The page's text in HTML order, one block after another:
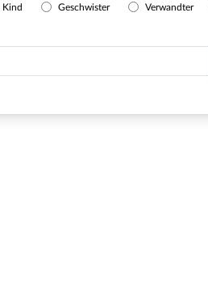
Kind Geschwister Verwandter